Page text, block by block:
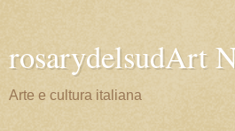
rosarydelsudArt
Arte e cultura italiana